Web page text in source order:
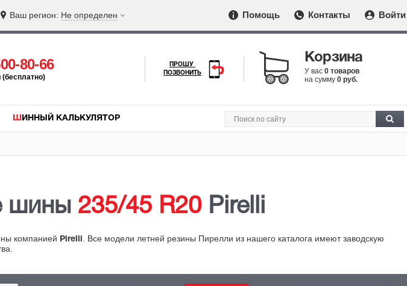
Ваш регион: Не определен Помощь Контакты Войти
80-66
(бесплатно)
ПРОШУ
ПОЗВОНИТЬ
Корзина
У вас 0 товаров
на сумму 0 руб.
ШИННЫЙ КАЛЬКУЛЯТОР
шины 235/45 R20Pirelli
компанией Pirelli
. Все модели летней резины Пирелли из нашего каталога имеют заводскую